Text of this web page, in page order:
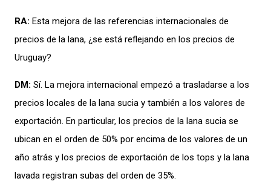
RA: Esta mejora de las referencias internacionales de
precios de la lana, ¿se está reflejando en los precios de
Uruguay?
DM: Sí. La mejora internacional empezó a trasladarse a los
precios locales de la lana sucia y también a los valores de
exportación. En particular, los precios de la lana sucia se
ubican en el orden de 50% por encima de los valores de un
año atrás y los precios de exportación de los tops y la lana
lavada registran subas del orden de 35%.